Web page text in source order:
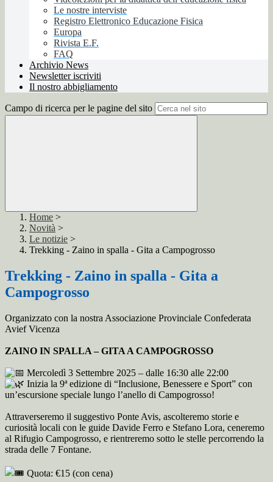
Le nostre interviste
Registro Elettronico Educazione Fisica
Europa
Rivista E.F.
FAQ
Archivio News
Newsletter iscriviti
Il nostro abbigliamento
Campo di ricerca per le pagine del sito
Home >
Novità >
Le notizie >
Trekking - Zaino in spalla - Gita a Campogrosso
Trekking - Zaino in spalla - Gita a
Campogrosso
Organizzato con la nostra Associazione Provinciale Confederata
Avief Vicenza
ZAINO IN SPALLA – GITA A CAMPOGROSSO
Mercoledì 3 Settembre 2025 – dalle 16:30 alle 22:00
Inizia la 9ª edizione di “Inclusione, Benessere e Sport” con
un’escursione speciale lungo l’anello di Campogrosso!
Attraverseremo il suggestivo Ponte Avis, ascolteremo storie e
curiosità locali con le guide Davide Ferro e Stefano Lora, ceneremo
al Rifugio Campogrosso, e rientreremo sotto le stelle percorrendo la
strada delle 7 Fontane.
Quota: €15 (con cena)